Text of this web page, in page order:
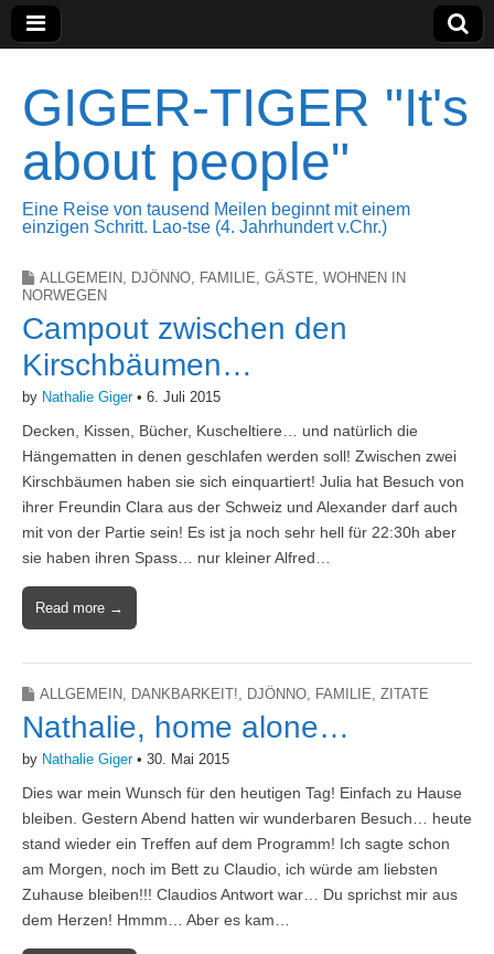
GIGER-TIGER "It's
about people"
Eine Reise von tausend Meilen beginnt mit einem
einzigen Schritt. Lao-tse (4. Jahrhundert v.Chr.)
ALLGEMEIN, DJÖNNO, FAMILIE, GÄSTE, WOHNEN IN
NORWEGEN
Campout zwischen den
Kirschbäumen…
by Nathalie Giger• 6. Juli 2015
Decken, Kissen, Bücher, Kuscheltiere… und natürlich die
Hängematten in denen geschlafen werden soll! Zwischen zwei
Kirschbäumen haben sie sich einquartiert! Julia hat Besuch von
ihrer Freundin Clara aus der Schweiz und Alexander darf auch
mit von der Partie sein! Es ist ja noch sehr hell für 22:30h aber
sie haben ihren Spass… nur kleiner Alfred…
Read more →
ALLGEMEIN DANKBARKEIT! DJÖNNO FAMILIE ZITATE
Nathalie, home alone…
by Nathalie Giger• 30. Mai 2015
Dies war mein Wunsch für den heutigen Tag! Einfach zu Hause
bleiben. Gestern Abend hatten wir wunderbaren Besuch… heute
stand wieder ein Treffen auf dem Programm! Ich sagte schon
am Morgen, noch im Bett zu Claudio, ich würde am liebsten
Zuhause bleiben!!! Claudios Antwort war… Du sprichst mir aus
dem Herzen! Hmmm… Aber es kam…